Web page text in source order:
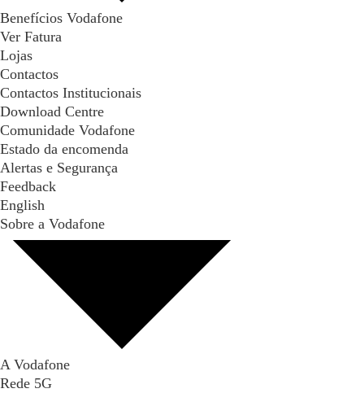
Benefícios Vodafone
Ver Fatura
Lojas
Contactos
Contactos Institucionais
Download Centre
Comunidade Vodafone
Estado da encomenda
Alertas e Segurança
Feedback
English
Sobre a Vodafone
A Vodafone
Rede 5G